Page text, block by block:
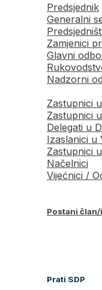
Predsjednik
Generalni
Zamjenici
Glavni
Nadzorni
Zastupnici
Zastupnici
Delegati u
Izaslanici u
Zastupnici
Načelnici
Vijećnici /
Postani član/
Prati SDP